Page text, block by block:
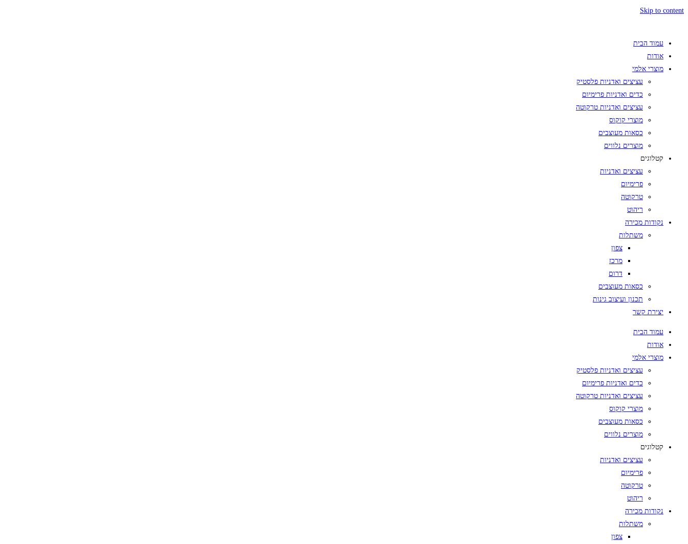
Skip to content
עמוד הבית
אודות
מוצרי אלמי
עציצים ואדניות פלסטיק
כדים ואדניות פרימיום
עציצים ואדניות טרקוטה
מוצרי קוקוס
כסאות מעוצבים
מוצרים נלווים
קטלוגים
עציצים ואדניות
פרימיום
טרקוטה
ריהוט
נקודות מכירה
משתלות
צפון
מרכז
דרום
כסאות מעוצבים
תכנון ועיצוב גינות
יצירת קשר
עמוד הבית
אודות
מוצרי אלמי
עציצים ואדניות פלסטיק
כדים ואדניות פרימיום
עציצים ואדניות טרקוטה
מוצרי קוקוס
כסאות מעוצבים
מוצרים נלווים
קטלוגים
עציצים ואדניות
פרימיום
טרקוטה
ריהוט
נקודות מכירה
משתלות
צפון